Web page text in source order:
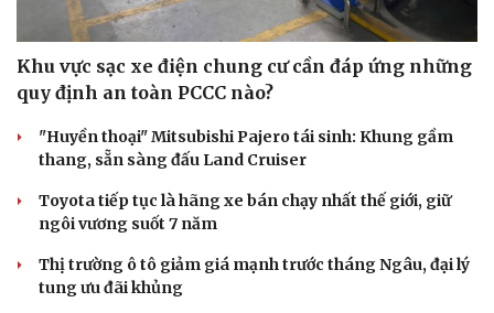
Du lịch
Tư vấn
Săn Tour
check-in
Câu chuyện thời sự
Đọc truyện đêm khuya
Khu vực sạc xe điện chung cư cần đáp ứng những
quy định an toàn PCCC nào?
"Huyền thoại" Mitsubishi Pajero tái sinh: Khung gầm
thang, sẵn sàng đấu Land Cruiser
Toyota tiếp tục là hãng xe bán chạy nhất thế giới, giữ
ngôi vương suốt 7 năm
Thị trường ô tô giảm giá mạnh trước tháng Ngâu, đại lý
tung ưu đãi khủng